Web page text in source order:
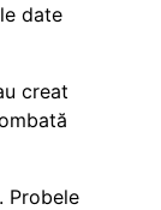
date
creat
Probele